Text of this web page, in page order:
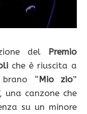
del Premio
che è riuscita a
“Mio zio”
una canzone che
su un minore